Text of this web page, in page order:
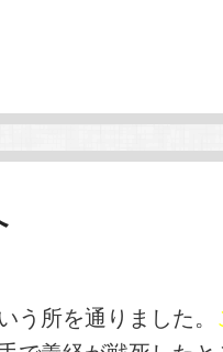
う所を通りました。